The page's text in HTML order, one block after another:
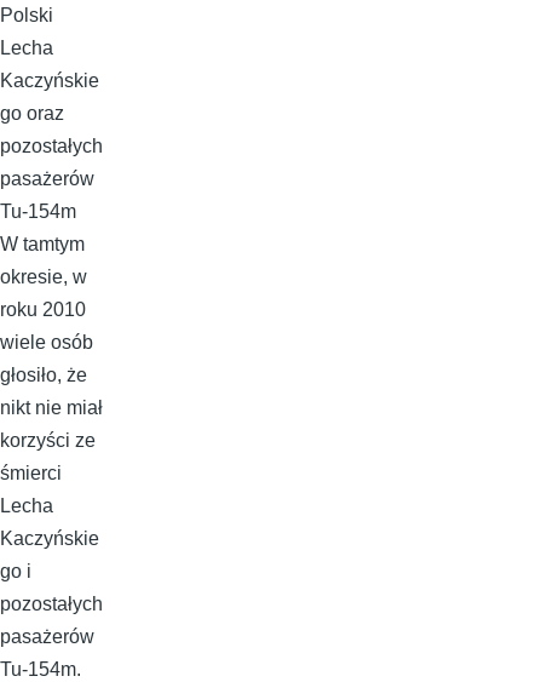
Polski
Lecha
Kaczyńskie
go oraz
pozostałych
pasażerów
Tu-154m
W tamtym
okresie, w
roku 2010
wiele osób
głosiło, że
nikt nie miał
korzyści ze
śmierci
Lecha
Kaczyńskie
go i
pozostałych
pasażerów
Tu-154m.